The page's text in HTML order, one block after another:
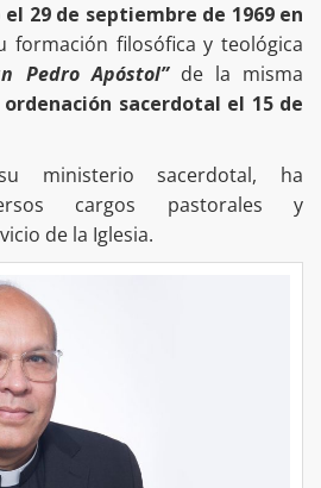
el 29 de septiembre de 1969 en
formación filosófica y teológica
Pedro Apóstol”de la misma
ordenación sacerdotal el 15 de
sacerdotal, ha
cargos pastorales y
de la Iglesia.